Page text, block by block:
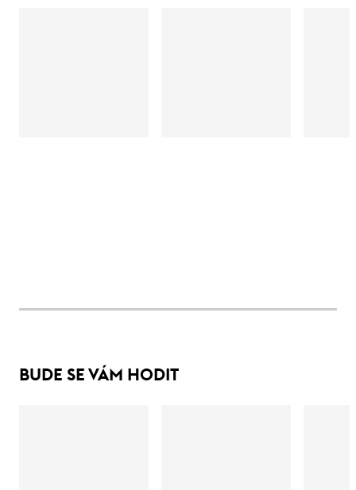
BUDE SE VÁM HODIT